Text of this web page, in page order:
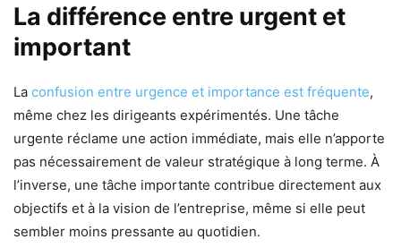
La différence entre urgent et
important
La confusion entre urgence et importance est fréquente,
même chez les dirigeants expérimentés. Une tâche
urgente réclame une action immédiate, mais elle n’apporte
pas nécessairement de valeur stratégique à long terme. À
l’inverse, une tâche importante contribue directement aux
objectifs et à la vision de l’entreprise, même si elle peut
sembler moins pressante au quotidien.